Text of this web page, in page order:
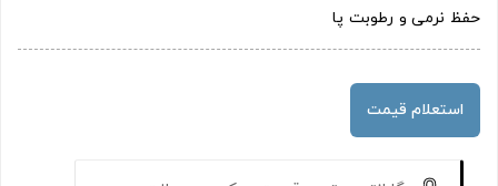
حفظ نرمی و رطوبت پا
استعلام قیمت